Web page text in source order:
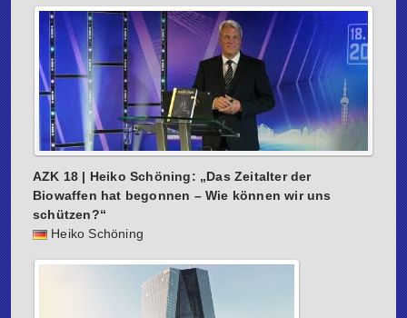
AZK 18 | Heiko Schöning: „Das Zeitalter der
Biowaffen hat begonnen – Wie können wir uns
schützen?“
Heiko Schöning